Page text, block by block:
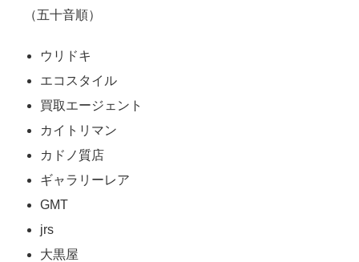
（五十音順）
ウリドキ
エコスタイル
買取エージェント
カイトリマン
カドノ質店
ギャラリーレア
GMT
jrs
大黒屋